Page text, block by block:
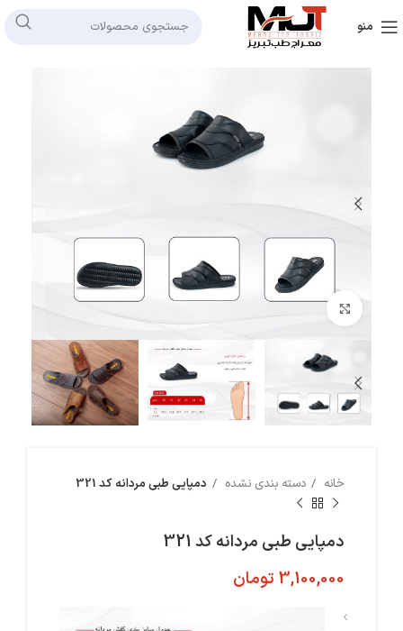
منو
بزرگنمایی تصویر
خانه دسته بندی نشده دمپایی طبی مردانه کد 321
دمپایی طبی مردانه کد 321
3,100,000 تومان